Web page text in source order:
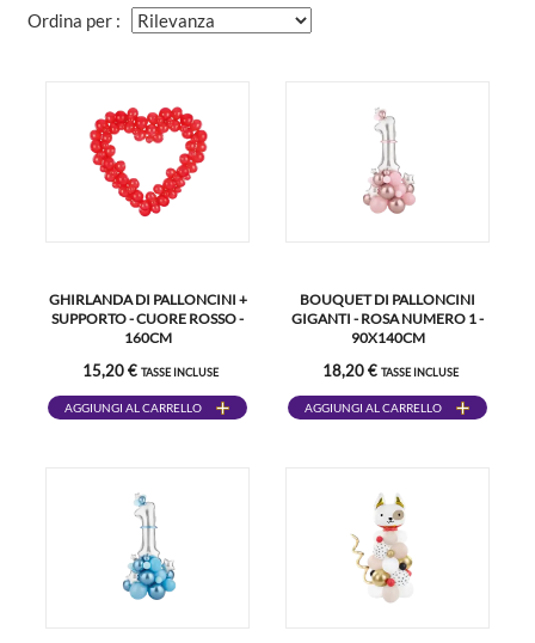
Ordina per :
GHIRLANDA DI PALLONCINI +
SUPPORTO - CUORE ROSSO -
160CM
15,20 € TASSE INCLUSE
AGGIUNGI AL CARRELLO
BOUQUET DI PALLONCINI
GIGANTI - ROSA NUMERO 1 -
90X140CM
18,20 € TASSE INCLUSE
AGGIUNGI AL CARRELLO